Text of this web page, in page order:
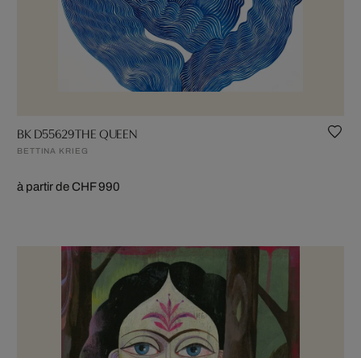
BK D55629 THE QUEEN
BETTINA KRIEG
à partir de CHF 990